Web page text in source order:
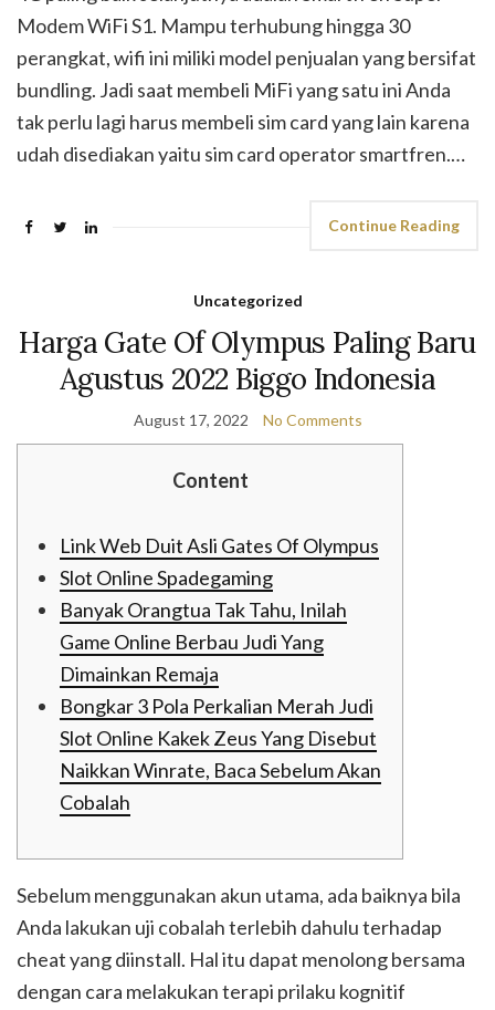
Modem WiFi S1. Mampu terhubung hingga 30
perangkat, wifi ini miliki model penjualan yang bersifat
bundling. Jadi saat membeli MiFi yang satu ini Anda
tak perlu lagi harus membeli sim card yang lain karena
udah disediakan yaitu sim card operator smartfren.…
Continue Reading
Uncategorized
Harga Gate Of Olympus Paling Baru
Agustus 2022 Biggo Indonesia
August 17, 2022 No Comments
Content
Link Web Duit Asli Gates Of Olympus
Slot Online Spadegaming
Banyak Orangtua Tak Tahu, Inilah
Game Online Berbau Judi Yang
Dimainkan Remaja
Bongkar 3 Pola Perkalian Merah Judi
Slot Online Kakek Zeus Yang Disebut
Naikkan Winrate, Baca Sebelum Akan
Cobalah
Sebelum menggunakan akun utama, ada baiknya bila
Anda lakukan uji cobalah terlebih dahulu terhadap
cheat yang diinstall. Hal itu dapat menolong bersama
dengan cara melakukan terapi prilaku kognitif